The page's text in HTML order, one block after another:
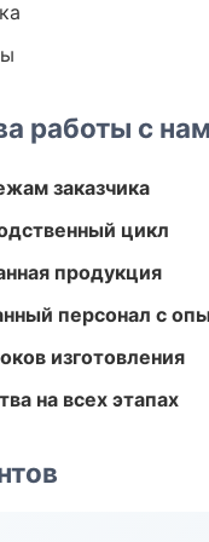
работы с
заказчика
цикл
продукция
персонал с
изготовления
на всех этапах